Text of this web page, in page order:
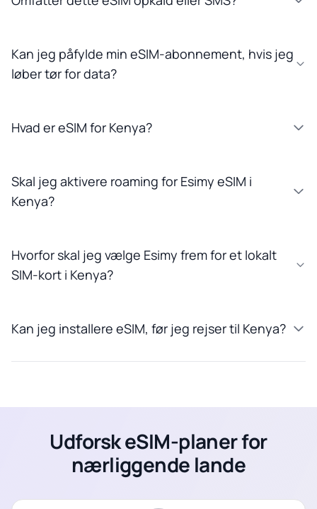
Kan jeg påfylde min eSIM-abonnement, hvis jeg
løber tør for data?
Hvad er eSIM for Kenya?
Skal jeg aktivere roaming for Esimy eSIM i
Kenya?
Hvorfor skal jeg vælge Esimy frem for et lokalt
SIM-kort i Kenya?
Kan jeg installere eSIM, før jeg rejser til Kenya?
Udforsk eSIM-planer for
nærliggende lande